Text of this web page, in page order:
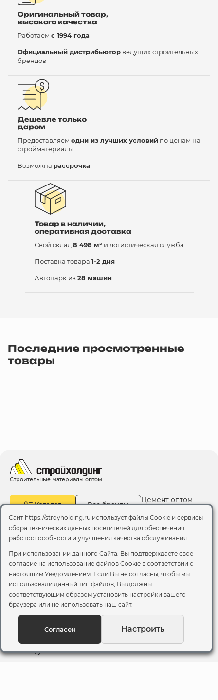
Оригинальный товар,
высокого качества
Работаем с 1994 года
Официальный дистрибьютор ведущих строительных
брендов
Дешевле только
даром
Предоставляем одни из лучших условий по ценам на
стройматериалы
Возможна рассрочка
Товар в наличии,
оперативная доставка
Свой склад8 498 м² и логистическая служба
Поставка товара 1-2 дня
Автопарк из 28 машин
Последние просмотренные
товары
Строительные материалы оптом
Каталог Все бренды Цемент оптом
Доставка
Контакты
О компании
Все бренды
Пункт самовывоза
Склад "Черкизовский"
2-й Иртышский проезд,
территория 2А стр.3
Москва, ул. Вятская, 49с1
Сайт https://stroyholding.ru использует файлы Cookie и сервисы
сбора технических данных посетителей для обеспечения
работоспособности и улучшения качества обслуживания.
При использовании данного Сайта, Вы подтверждаете свое
согласие на использование файлов Cookie в соответствии с
настоящим Уведомлением. Если Вы не согласны, чтобы мы
использовали данный тип файлов, Вы должны
соответствующим образом установить настройки вашего
браузера или не использовать наш сайт.
Согласен Настроить